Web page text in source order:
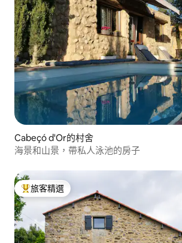
Cabeçó d'Or的村舍
海景和山景，帶私人泳池的房子
旅客精選榜首
旅客精選